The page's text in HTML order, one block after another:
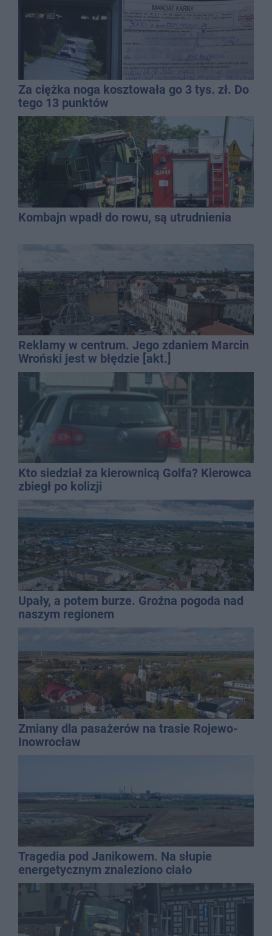
Za ciężka noga kosztowała go 3 tys. zł. Do
tego 13 punktów
Kombajn wpadł do rowu, są utrudnienia
Reklamy w centrum. Jego zdaniem Marcin
Wroński jest w błędzie [akt.]
Kto siedział za kierownicą Golfa? Kierowca
zbiegł po kolizji
Upały, a potem burze. Groźna pogoda nad
naszym regionem
Zmiany dla pasażerów na trasie Rojewo-
Inowrocław
Tragedia pod Janikowem. Na słupie
energetycznym znaleziono ciało
mężczyzny